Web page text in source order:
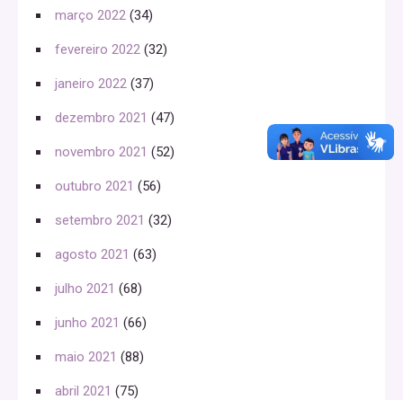
março 2022 (34)
fevereiro 2022 (32)
janeiro 2022 (37)
dezembro 2021 (47)
novembro 2021 (52)
outubro 2021 (56)
setembro 2021 (32)
agosto 2021 (63)
julho 2021 (68)
junho 2021 (66)
maio 2021 (88)
abril 2021 (75)